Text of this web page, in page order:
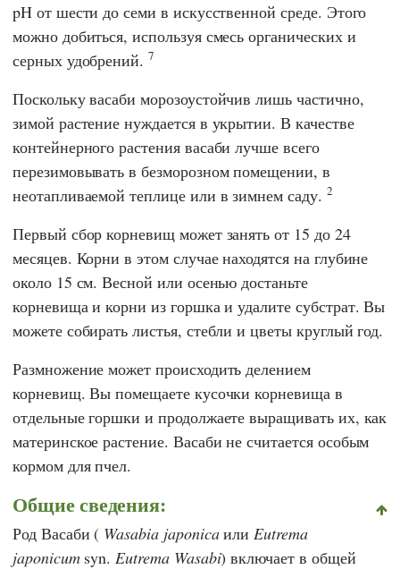
pH от шести до семи в искусственной среде. Этого
можно добиться, используя смесь органических и
серных удобрений.7
Поскольку васаби морозоустойчив лишь частично,
зимой растение нуждается в укрытии. В качестве
контейнерного растения васаби лучше всего
перезимовывать в безморозном помещении, в
неотапливаемой теплице или в зимнем саду. 2
Первый сбор корневищ может занять от 15 до 24
месяцев. Корни в этом случае находятся на глубине
около 15 см. Весной или осенью достаньте
корневища и корни из горшка и удалите субстрат. Вы
можете собирать листья, стебли и цветы круглый год.
Размножение может происходить делением
корневищ. Вы помещаете кусочки корневища в
отдельные горшки и продолжаете выращивать их, как
материнское растение. Васаби не считается особым
кормом для пчел.
Общие сведения:
Род Васаби ( Wasabia japonicaили Eutrema
japonicumsyn. Eutrema Wasabi) включает в общей